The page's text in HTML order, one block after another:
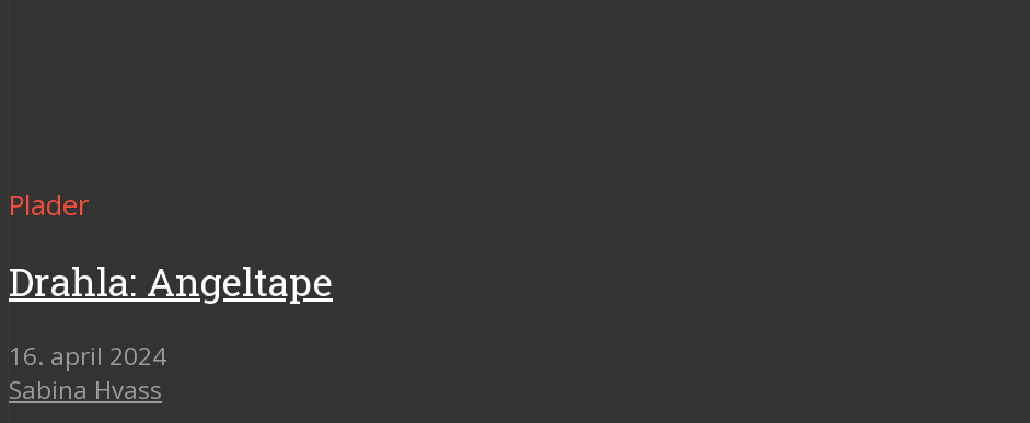
Plader
Drahla: Angeltape
16. april 2024
Sabina Hvass